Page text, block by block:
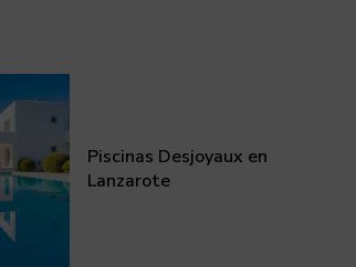
Piscinas Desjoyaux en
Lanzarote